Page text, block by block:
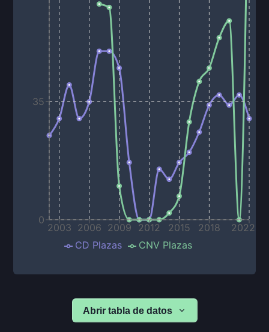
2003 2006 2009 2012 2015 2018 2022
0
35
CD Plazas CNV Plazas
Abrir tabla de datos